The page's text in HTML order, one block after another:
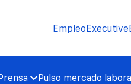
EmpleoExecutive
Pulso mercado